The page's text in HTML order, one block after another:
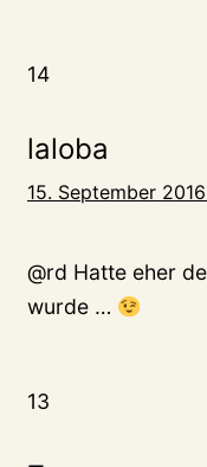
14
laloba
15. September
@rd Hatte eher
wurde …
13